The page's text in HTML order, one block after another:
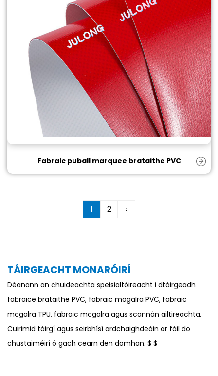
Fabraic puball marquee brataithe PVC
1 2 ›
TÁIRGEACHT MONARÓIRÍ
Déanann an chuideachta speisialtóireacht i dtáirgeadh
fabraice brataithe PVC, fabraic mogalra PVC, fabraic
mogalra TPU, fabraic mogalra agus scannán ailtireachta.
Cuirimid táirgí agus seirbhísí ardchaighdeáin ar fáil do
chustaiméirí ó gach cearn den domhan. $ $